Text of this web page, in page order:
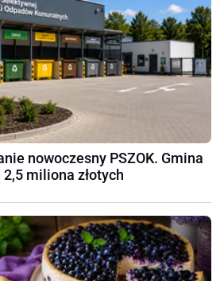
nowoczesny PSZOK. Gmina
miliona złotych